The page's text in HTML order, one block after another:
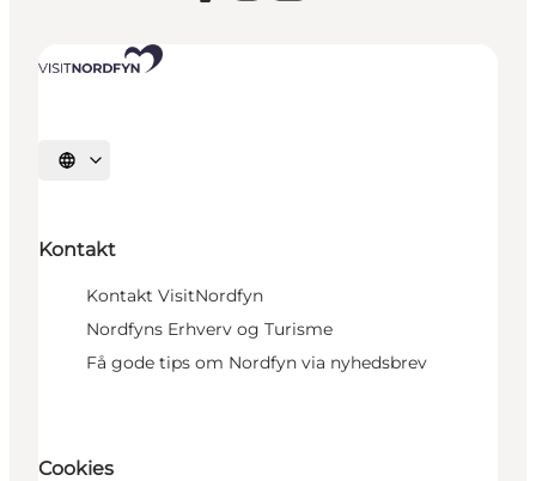
Vælg sprog
Kontakt
Kontakt VisitNordfyn
Nordfyns Erhverv og Turisme
Få gode tips om Nordfyn via nyhedsbrev
Cookies